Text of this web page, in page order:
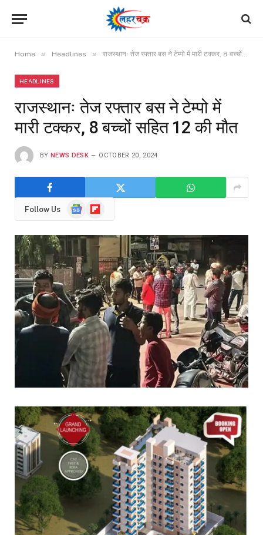
Home » Headlines » राजस्थानः तेज रफ्तार बस ने टेम्पो में मारी टक्कर, 8 बच्चों सहित 12 की मौत
HEADLINES
राजस्थानः तेज रफ्तार बस ने टेम्पो में
मारी टक्कर, 8 बच्चों सहित 12 की मौत
BY NEWS DESK OCTOBER 20, 2024
Follow Us
GoogleFlipboard